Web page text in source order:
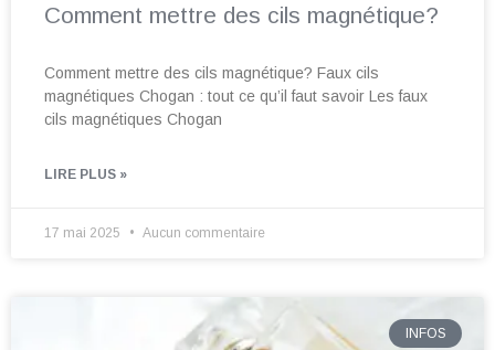
Comment mettre des cils magnétique?
Comment mettre des cils magnétique? Faux cils
magnétiques Chogan : tout ce qu’il faut savoir Les faux
cils magnétiques Chogan
LIRE PLUS »
17 mai 2025 Aucun commentaire
INFOS